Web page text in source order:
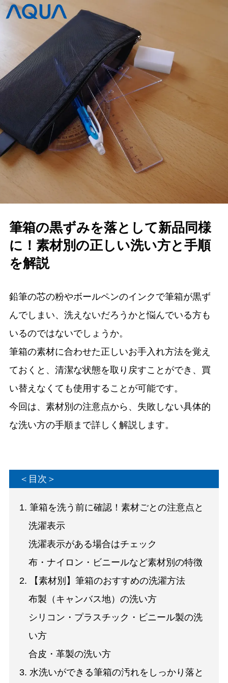
筆箱の黒ずみを落として新品同様
に！素材別の正しい洗い方と手順
を解説
鉛筆の芯の粉やボールペンのインクで筆箱が黒ず
んでしまい、洗えないだろうかと悩んでいる方も
いるのではないでしょうか。
筆箱の素材に合わせた正しいお手入れ方法を覚え
ておくと、清潔な状態を取り戻すことができ、買
い替えなくても使用することが可能です。
今回は、素材別の注意点から、失敗しない具体的
な洗い方の手順まで詳しく解説します。
＜目次＞
1. 筆箱を洗う前に確認！素材ごとの注意点と
洗濯表示
洗濯表示がある場合はチェック
布・ナイロン・ビニールなど素材別の特徴
2. 【素材別】筆箱のおすすめの洗濯方法
布製（キャンバス地）の洗い方
シリコン・プラスチック・ビニール製の洗
い方
合皮・革製の洗い方
3. 水洗いができる筆箱の汚れをしっかり落と